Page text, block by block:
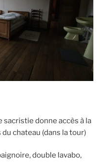
sacristie donne accès à la
chateau (dans la tour)
double lavabo,